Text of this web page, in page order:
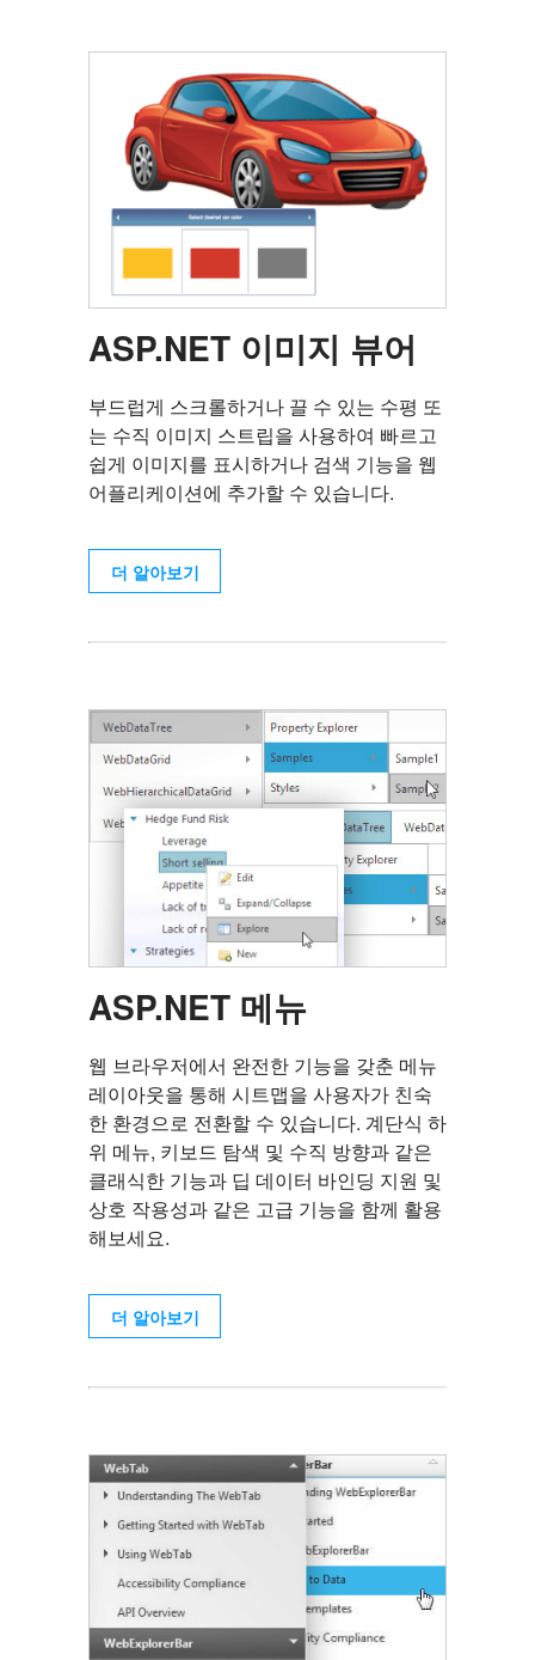
ASP.NET 이미지 뷰어
부드럽게 스크롤하거나 끌 수 있는 수평 또
는 수직 이미지 스트립을 사용하여 빠르고
쉽게 이미지를 표시하거나 검색 기능을 웹
어플리케이션에 추가할 수 있습니다.
더 알아보기
ASP.NET 메뉴
웹 브라우저에서 완전한 기능을 갖춘 메뉴
레이아웃을 통해 시트맵을 사용자가 친숙
한 환경으로 전환할 수 있습니다. 계단식 하
위 메뉴, 키보드 탐색 및 수직 방향과 같은
클래식한 기능과 딥 데이터 바인딩 지원 및
상호 작용성과 같은 고급 기능을 함께 활용
해보세요.
더 알아보기